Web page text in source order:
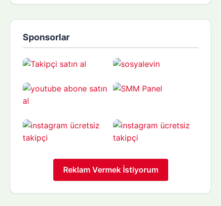
Sponsorlar
Reklam Vermek İstiyorum